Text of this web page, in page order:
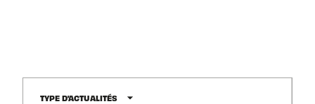
TYPE D'ACTUALITÉS arrow_drop_down